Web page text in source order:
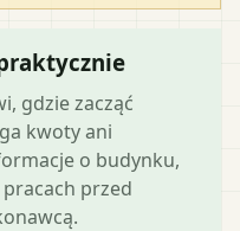
gdzie zacząć
kwoty ani
o budynku,
przed